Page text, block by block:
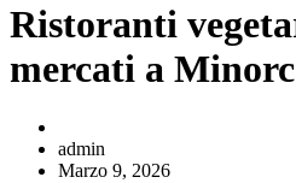
Ristoranti
mercati a
admin
Marzo 9, 2026